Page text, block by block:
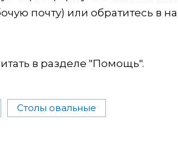
почту) или обратитесь в
в разделе "Помощь".
Столы овальные